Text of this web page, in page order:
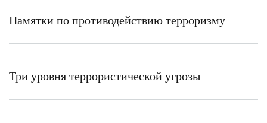
Памятки по противодействию терроризму
Три уровня террористической угрозы